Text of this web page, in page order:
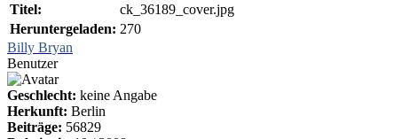
Titel:
ck_36189_cover.jpg
Heruntergeladen: 270
Billy Bryan
Benutzer
Geschlecht: keine Angabe
Herkunft: Berlin
Beiträge: 56829